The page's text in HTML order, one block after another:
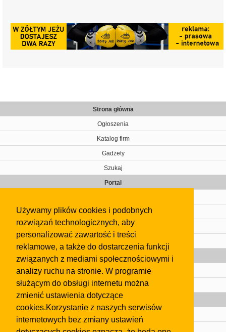
Używamy plików cookies i podobnych
rozwiązań technologicznych, aby
personalizować zawartość i treści
reklamowe, a także do dostarczenia funkcji
związanych z mediami społecznościowymi i
analizy ruchu na stronie. W programie
służącym do obsługi internetu można
zmienić ustawienia dotyczące
cookies.Korzystanie z naszych serwisów
internetowych bez zmiany ustawień
Strona główna
Ogłoszenia
Katalog firm
Gadżety
Szukaj
Portal
Kontakt
Regulamin
Gazeta
Olkusz
Kontakt
Strefa dla biznesu
Dealerzy i autokomisy